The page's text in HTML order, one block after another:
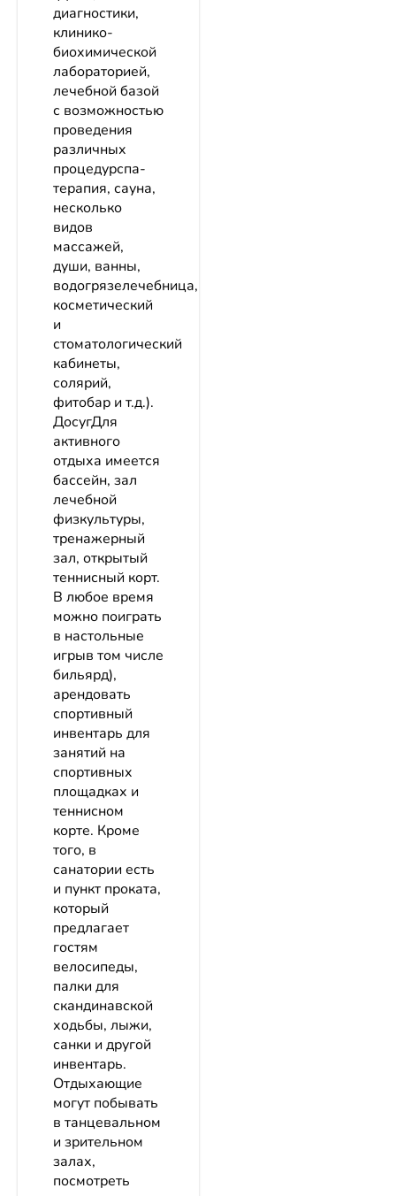
диагностики,
клинико-
биохимической
лабораторией,
лечебной базой
с возможностью
проведения
различных
процедурспа-
терапия, сауна,
несколько
видов
массажей,
души, ванны,
водогрязелечебница,
косметический
и
стоматологический
кабинеты,
солярий,
фитобар и т.д.).
ДосугДля
активного
отдыха имеется
бассейн, зал
лечебной
физкультуры,
тренажерный
зал, открытый
теннисный корт.
В любое время
можно поиграть
в настольные
игрыв том числе
бильярд),
арендовать
спортивный
инвентарь для
занятий на
спортивных
площадках и
теннисном
корте. Кроме
того, в
санатории есть
и пункт проката,
который
предлагает
гостям
велосипеды,
палки для
скандинавской
ходьбы, лыжи,
санки и другой
инвентарь.
Отдыхающие
могут побывать
в танцевальном
и зрительном
залах,
посмотреть